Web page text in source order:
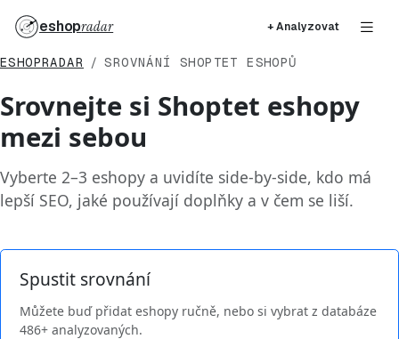
eshopradar + Analyzovat
ESHOPRADAR SROVNÁNÍ SHOPTET ESHOPŮ
Srovnejte si Shoptet eshopy
mezi sebou
Vyberte 2–3 eshopy a uvidíte side-by-side, kdo má
lepší SEO, jaké používají doplňky a v čem se liší.
Spustit srovnání
Můžete buď přidat eshopy ručně, nebo si vybrat z databáze
486+ analyzovaných.